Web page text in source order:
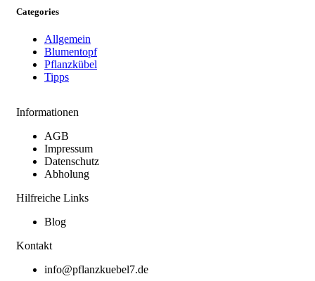
Categories
Allgemein
Blumentopf
Pflanzkübel
Tipps
Informationen
AGB
Impressum
Datenschutz
Abholung
Hilfreiche Links
Blog
Kontakt
info@pflanzkuebel7.de